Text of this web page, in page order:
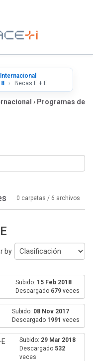
Internacional
Becas E + E
› Programas de
0 carpetas / 6 archivos
by
Subido: 15 Feb 2018
Descargado 679 veces
Subido: 08 Nov 2017
Descargado 1991 veces
Subido: 29 Mar 2018
Descargado 532
veces